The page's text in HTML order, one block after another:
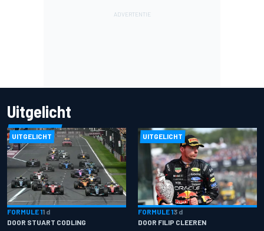
Uitgelicht
UITGELICHT
FORMULE 11 d
DOOR STUART CODLING
UITGELICHT
FORMULE 13 d
DOOR FILIP CLEEREN